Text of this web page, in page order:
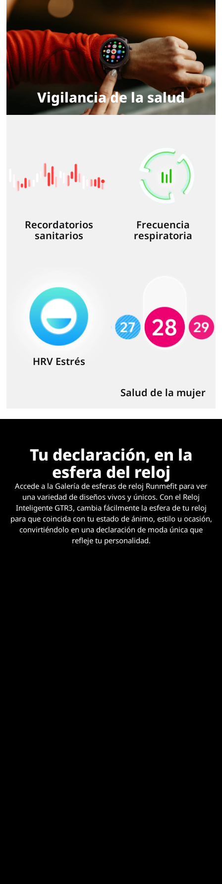
Vigilancia de la salud
Recordatorios
sanitarios
Frecuencia
respiratoria
HRV Estrés
Salud de la mujer
Tu declaración, en la
esfera del reloj
Accede a la Galería de esferas de reloj Runmefit para ver
una variedad de diseños vivos y únicos. Con el Reloj
Inteligente GTR3, cambia fácilmente la esfera de tu reloj
para que coincida con tu estado de ánimo, estilo u ocasión,
convirtiéndolo en una declaración de moda única que
refleje tu personalidad.